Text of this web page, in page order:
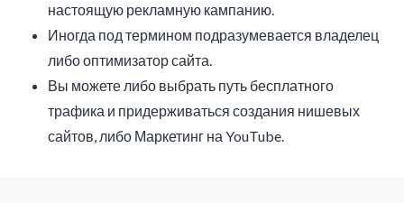
настоящую рекламную кампанию.
Иногда под термином подразумевается владелец
либо оптимизатор сайта.
Вы можете либо выбрать путь бесплатного
трафика и придерживаться создания нишевых
сайтов, либо Маркетинг на YouTube.